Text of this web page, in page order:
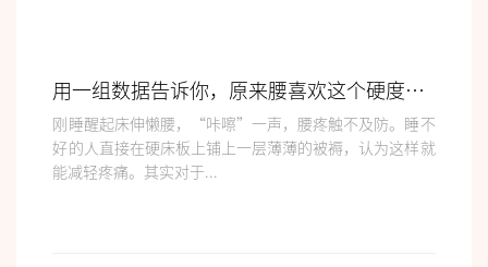
用一组数据告诉你，原来腰喜欢这个硬度的床垫
刚睡醒起床伸懒腰，“咔嚓”一声，腰疼触不及防。睡不
好的人直接在硬床板上铺上一层薄薄的被褥，认为这样就
能减轻疼痛。其实对于...